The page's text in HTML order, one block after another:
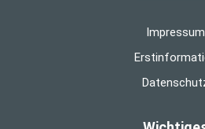
Impressum